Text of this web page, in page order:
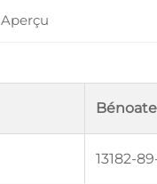
Aperçu
13182-